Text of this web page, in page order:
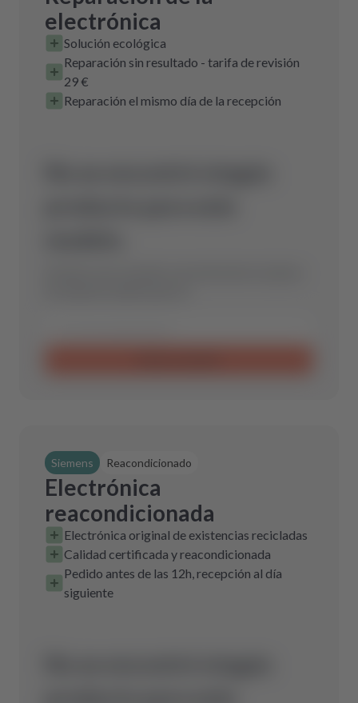
electrónica
Solución ecológica
Reparación sin resultado - tarifa de revisión
29 €
Reparación el mismo día de la recepción
Siemens Reacondicionado
Electrónica
reacondicionada
Electrónica original de existencias recicladas
Calidad certificada y reacondicionada
Pedido antes de las 12h, recepción al día
siguiente